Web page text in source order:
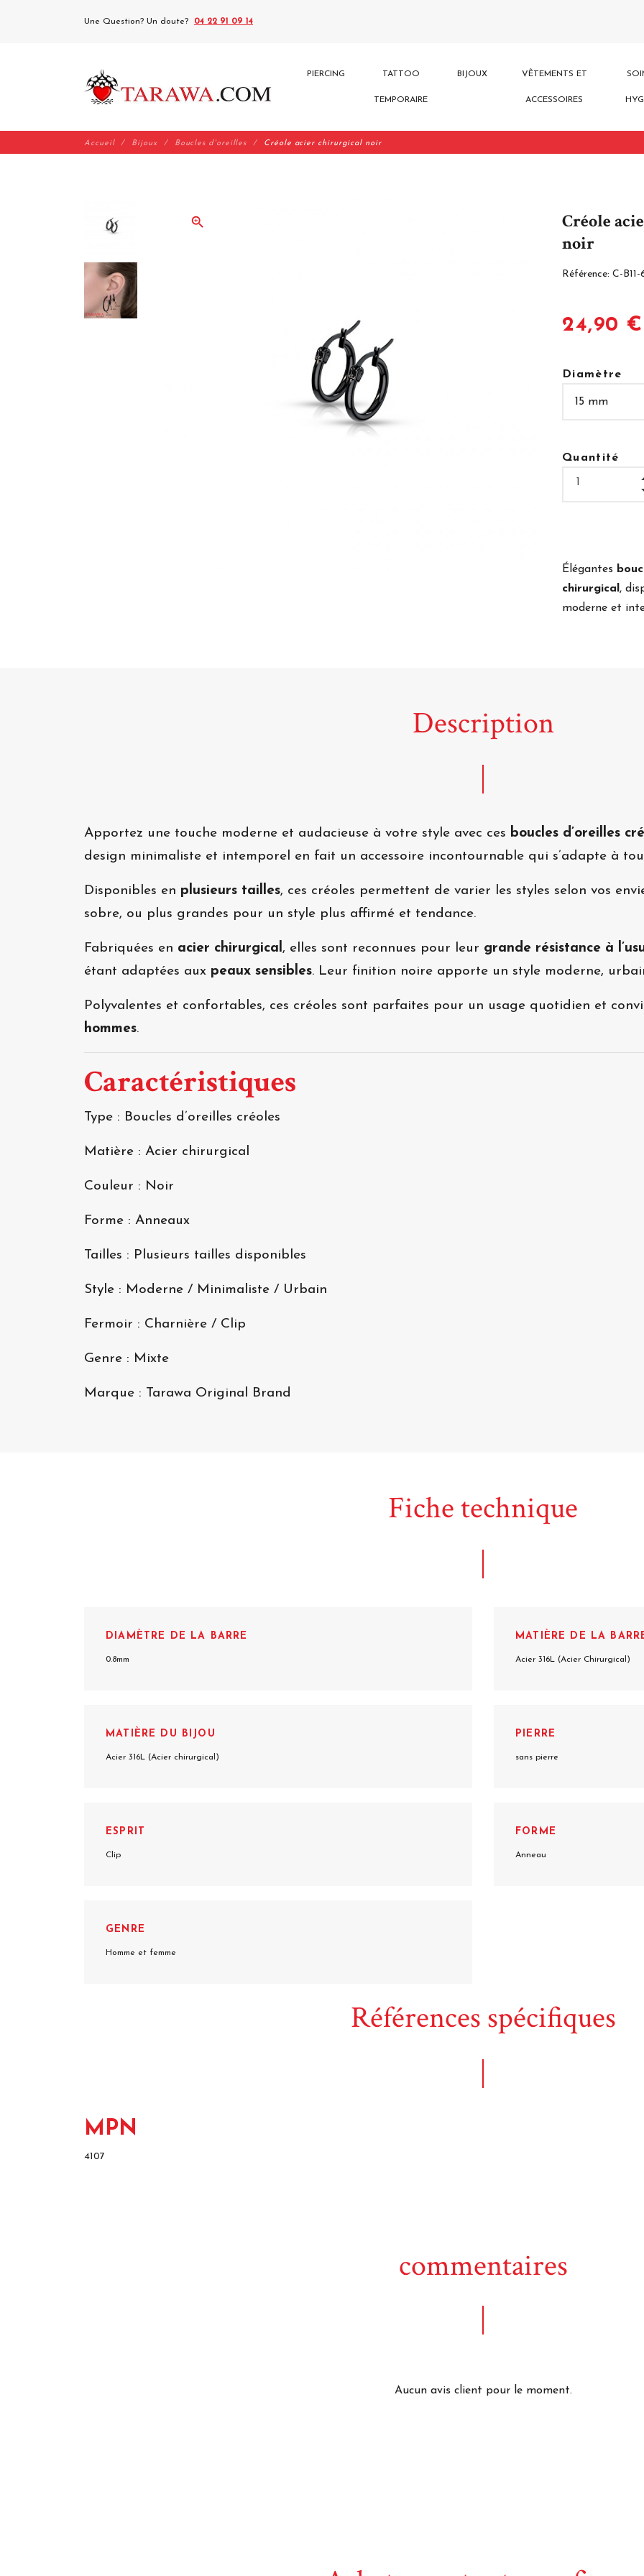
Une Question? Un doute? 04 22 91 09 14
PIERCING TATTOO
TEMPORAIRE
BIJOUX VÊTEMENTS ET
ACCESSOIRES
Accueil Bijoux Boucles d'oreilles Créole acier chirurgical noir
zoom_in
Créole
noir
Référence: C-
24,90 €
Diamètre
Quantité
Élégantes
chirurgical ,
moderne et
Description
Apportez une touche moderne et audacieuse à votre style avec ces boucles d’oreilles
design minimaliste et intemporel en fait un accessoire incontournable qui s’adapte à
Disponibles en plusieurs tailles, ces créoles permettent de varier les styles selon vos
sobre, ou plus grandes pour un style plus affirmé et tendance.
Fabriquées en acier chirurgical, elles sont reconnues pour leur grande résistance à
étant adaptées aux peaux sensibles. Leur finition noire apporte un style moderne,
Polyvalentes et confortables, ces créoles sont parfaites pour un usage quotidien et
hommes.
Caractéristiques
Type : Boucles d’oreilles créoles
Matière : Acier chirurgical
Couleur : Noir
Forme : Anneaux
Tailles : Plusieurs tailles disponibles
Style : Moderne / Minimaliste / Urbain
Fermoir : Charnière / Clip
Genre : Mixte
Marque : Tarawa Original Brand
Fiche technique
DIAMÈTRE DE LA BARRE
0.8mm
MATIÈRE DE LA
Acier 316L (Acier Chirurgical)
MATIÈRE DU BIJOU
Acier 316L (Acier chirurgical)
PIERRE
sans pierre
ESPRIT
Clip
FORME
Anneau
GENRE
Homme et femme
Références spécifiques
MPN
4107
commentaires
Aucun avis client pour le moment.